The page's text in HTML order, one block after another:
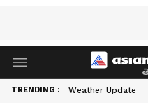
TRENDING : Weather Update